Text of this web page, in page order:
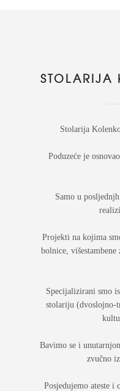
STOLARIJA
Stolarija
Poduzeće je
Samo u
Projekti na kojima
bolnice,
Specijalizirani smo
stolariju (dvoslojno-
Bavimo se i
zvučno
Posjedujemo ateste i